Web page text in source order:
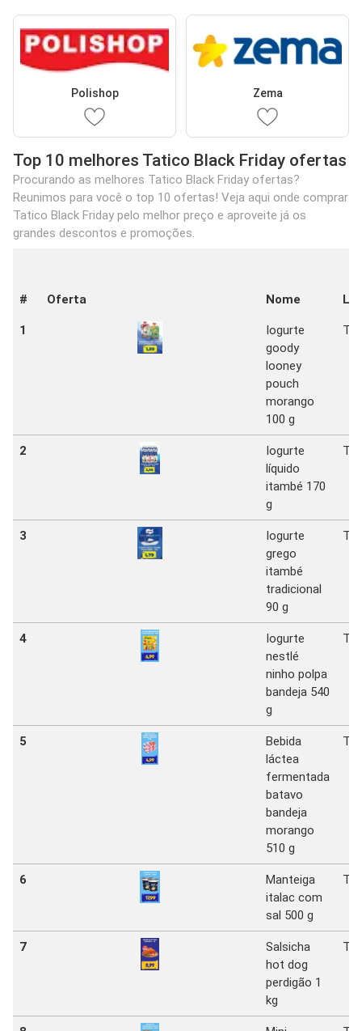
Polishop Zema
Top 10 melhores Tatico Black Friday ofertas
Procurando as melhores Tatico Black Friday ofertas?
Reunimos para você o top 10 ofertas! Veja aqui onde comprar
Tatico Black Friday pelo melhor preço e aproveite já os
grandes descontos e promoções.
# Oferta Nome
1
Iogurte
goody
looney
pouch
morango
100 g
2
Iogurte
líquido
itambé 170
g
3
Iogurte
grego
itambé
tradicional
90 g
4
Iogurte
nestlé
ninho polpa
bandeja 540
g
5
Bebida
láctea
fermentada
batavo
bandeja
morango
510 g
6
Manteiga
italac com
sal 500 g
7
Salsicha
hot dog
perdigão 1
kg